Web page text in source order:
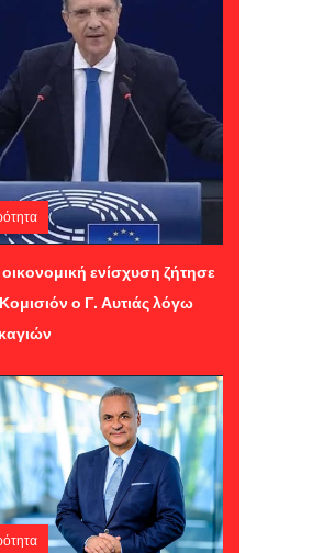
04 Αυγούστου 2026 12:16
ενίσχυση ζήτησε
ο Γ. Αυτιάς λόγω